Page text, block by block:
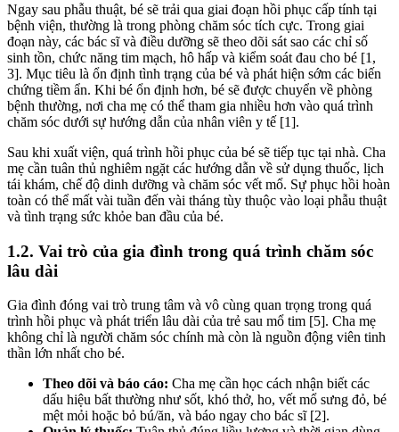
Ngay sau phẫu thuật, bé sẽ trải qua giai đoạn hồi phục cấp tính tại
bệnh viện, thường là trong phòng chăm sóc tích cực. Trong giai
đoạn này, các bác sĩ và điều dưỡng sẽ theo dõi sát sao các chỉ số
sinh tồn, chức năng tim mạch, hô hấp và kiểm soát đau cho bé [1,
3]. Mục tiêu là ổn định tình trạng của bé và phát hiện sớm các biến
chứng tiềm ẩn. Khi bé ổn định hơn, bé sẽ được chuyển về phòng
bệnh thường, nơi cha mẹ có thể tham gia nhiều hơn vào quá trình
chăm sóc dưới sự hướng dẫn của nhân viên y tế [1].
Sau khi xuất viện, quá trình hồi phục của bé sẽ tiếp tục tại nhà. Cha
mẹ cần tuân thủ nghiêm ngặt các hướng dẫn về sử dụng thuốc, lịch
tái khám, chế độ dinh dưỡng và chăm sóc vết mổ. Sự phục hồi hoàn
toàn có thể mất vài tuần đến vài tháng tùy thuộc vào loại phẫu thuật
và tình trạng sức khỏe ban đầu của bé.
1.2. Vai trò của gia đình trong quá trình chăm sóc
lâu dài
Gia đình đóng vai trò trung tâm và vô cùng quan trọng trong quá
trình hồi phục và phát triển lâu dài của trẻ sau mổ tim [5]. Cha mẹ
không chỉ là người chăm sóc chính mà còn là nguồn động viên tinh
thần lớn nhất cho bé.
Theo dõi và báo cáo: Cha mẹ cần học cách nhận biết các
dấu hiệu bất thường như sốt, khó thở, ho, vết mổ sưng đỏ, bé
mệt mỏi hoặc bỏ bú/ăn, và báo ngay cho bác sĩ [2].